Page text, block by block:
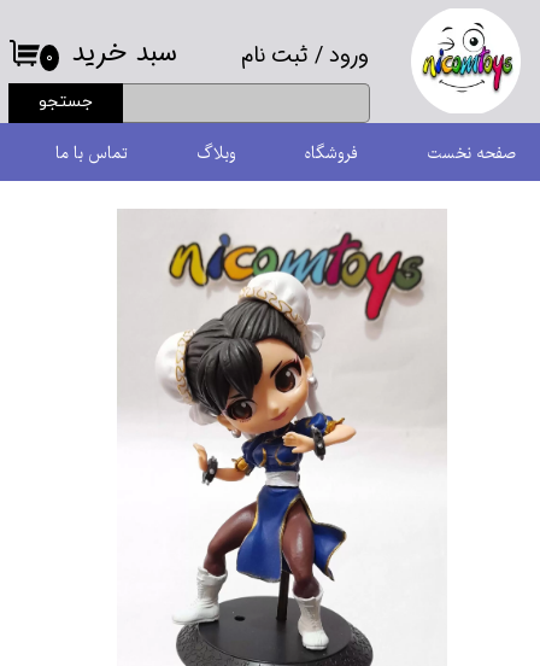
ورود/ ثبت نام
حساب کاربری من
تغییر گذر واژه
سفارشات
خروج از حساب کاربری
جستجو
۰ سبد خرید
صفحه نخست فروشگاه وبلاگ تماس با ما